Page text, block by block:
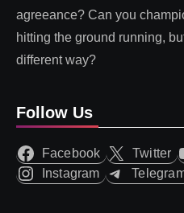
agreeance? Can you
hitting the ground running,
different way?
Follow Us
Facebook Twitter
Instagram